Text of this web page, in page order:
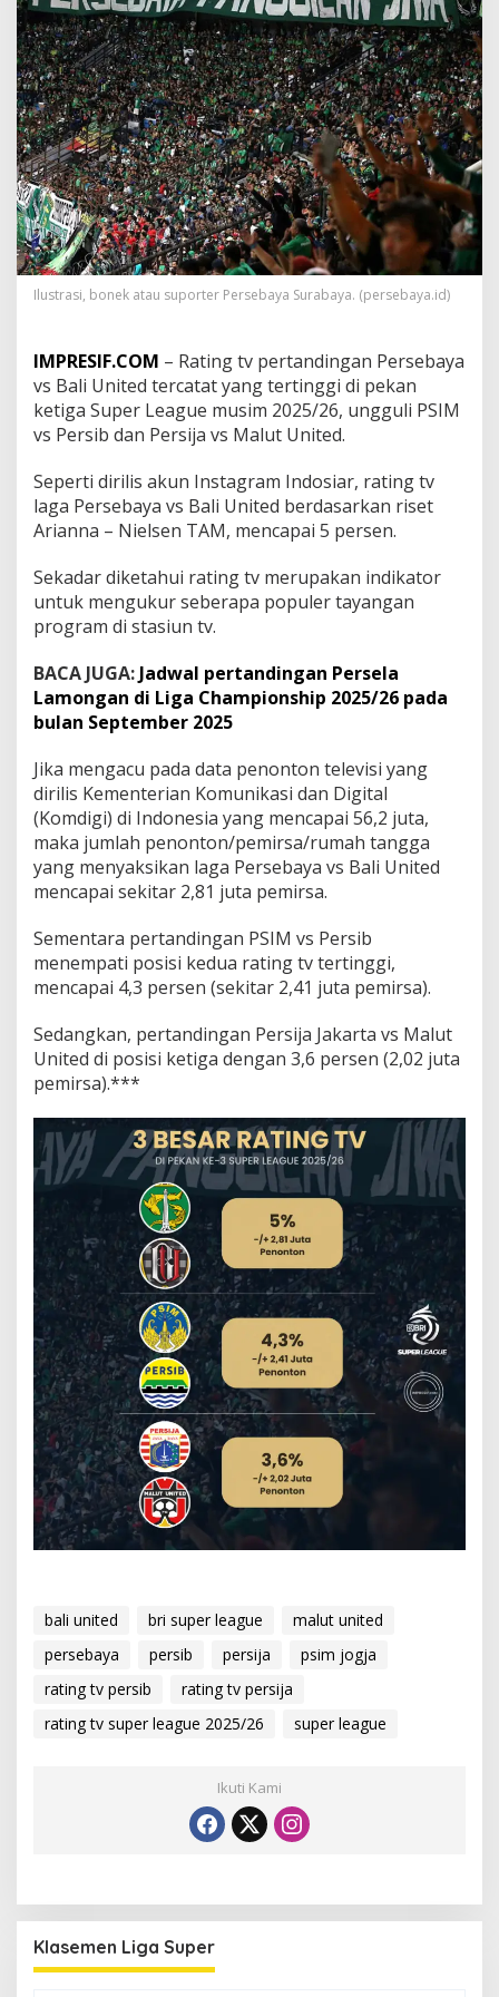
e
r
s
e
b
a
y
a
v
s
B
a
l
i
U
e
d
T
e
r
i
n
g
d
i
k
n
K
-
3
u
p
e
r
L
a
g
u
Ilustrasi, bonek atau suporter Persebaya Surabaya. (persebaya.id)
IMPRESIF.COM – Rating tv pertandingan Persebaya
vs Bali United tercatat yang tertinggi di pekan
ketiga Super League musim 2025/26, ungguli PSIM
vs Persib dan Persija vs Malut United.
Seperti dirilis akun Instagram Indosiar, rating tv
laga Persebaya vs Bali United berdasarkan riset
Arianna – Nielsen TAM, mencapai 5 persen.
Sekadar diketahui rating tv merupakan indikator
untuk mengukur seberapa populer tayangan
program di stasiun tv.
BACA JUGA: Jadwal pertandingan Persela
Lamongan di Liga Championship 2025/26 pada
bulan September 2025
Jika mengacu pada data penonton televisi yang
dirilis Kementerian Komunikasi dan Digital
(Komdigi) di Indonesia yang mencapai 56,2 juta,
maka jumlah penonton/pemirsa/rumah tangga
yang menyaksikan laga Persebaya vs Bali United
mencapai sekitar 2,81 juta pemirsa.
Sementara pertandingan PSIM vs Persib
menempati posisi kedua rating tv tertinggi,
mencapai 4,3 persen (sekitar 2,41 juta pemirsa).
Sedangkan, pertandingan Persija Jakarta vs Malut
United di posisi ketiga dengan 3,6 persen (2,02 juta
pemirsa).***
bali united bri super league
malut united
persebaya
persib persija
psim jogja
rating tv persib
rating tv persija
rating tv super league 2025/26
super league
Ikuti Kami
Klasemen Liga Super